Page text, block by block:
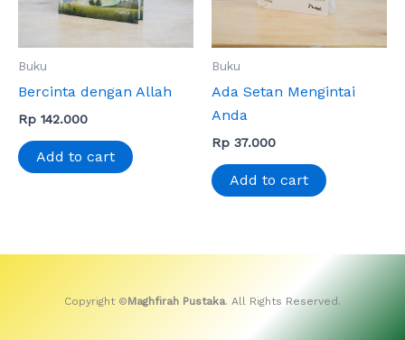
Buku
Bercinta dengan Allah
Rp 142.000
Add to cart
Buku
Ada Setan Mengintai
Anda
Rp 37.000
Add to cart
Copyright ©Maghfirah Pustaka. All Rights Reserved.